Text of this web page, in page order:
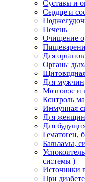
Суставы и
Сердце и
Печень
Очищение
Для
Органы
Щитовидная
Для мужчин
Мозговое и
Контроль
Иммунная
Для женщин
Для
Гематоген,
Бальзамы,
системы )
Источники
При диабете